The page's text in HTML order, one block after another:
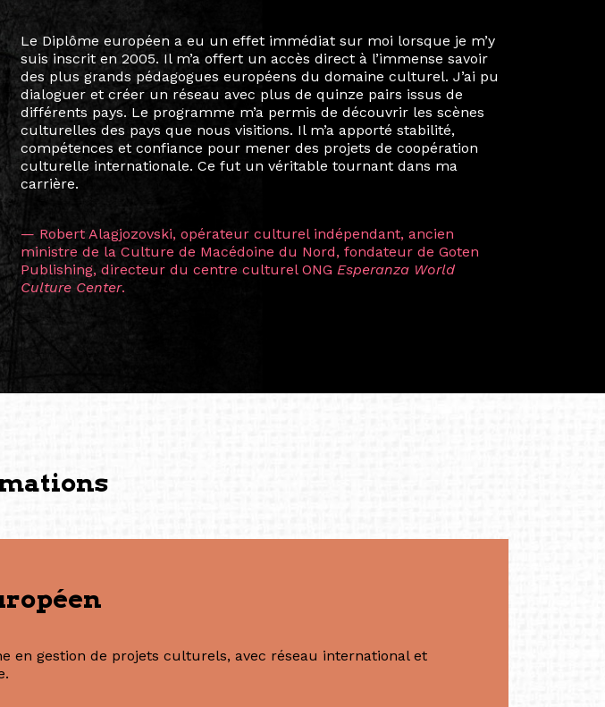
Le destin a voulu que ma vie privée et ma vie professionnelle dans les
arts soient étroitement liées. Durant mon année au sein du Diplôme
Marcel Hicter, j’ai intégré un réseau européen aussi inattendu que
vibrant, qui s’est étendu bien au-delà de la salle de classe. En
quelques mois, j’invitais mes camarades à collaborer sur des projets
allant de Baguio City à Pékin, de Helsinki à Kuala Lumpur, Langkawi,
Manille, Tokyo et Varsovie, renforçant ainsi ma vision de curatrice
consistant à connecter des artistes à travers les disciplines et les
continents.
L’une des rencontres les plus marquantes fut celle avec ma
consœur HicterienneRuthe Zuntz — une amitié dont la générosité et
la vision ont transformé ma trajectoire et m’ont conduite de
Singapour à Berlin pendant près d’une décennie. Aujourd’hui encore,
les amitiés forgées durant cette année intense et inspirante
solidité et m’encouragent à continuer de rêver, de créer et de tendre
vers de nouvelles possibilités.
— Vanini Belarmino (Singapore /Germany)
(Photography: Geric Cruz)